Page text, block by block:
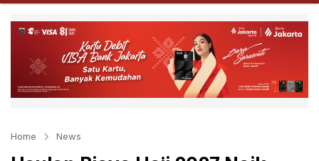
Home News